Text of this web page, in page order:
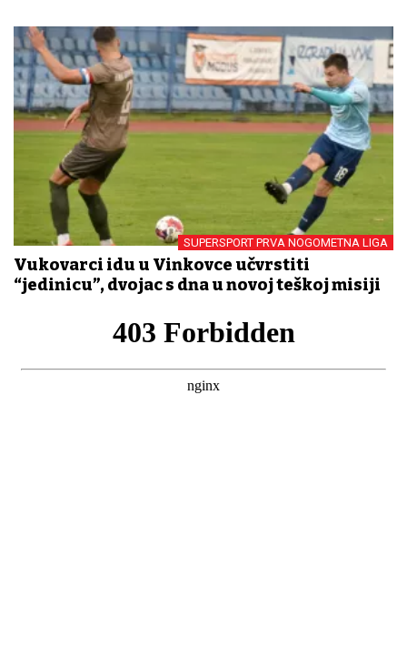
SUPERSPORT PRVA NOGOMETNA LIGA
Vukovarci idu u Vinkovce učvrstiti
“jedinicu”, dvojac s dna u novoj teškoj misiji